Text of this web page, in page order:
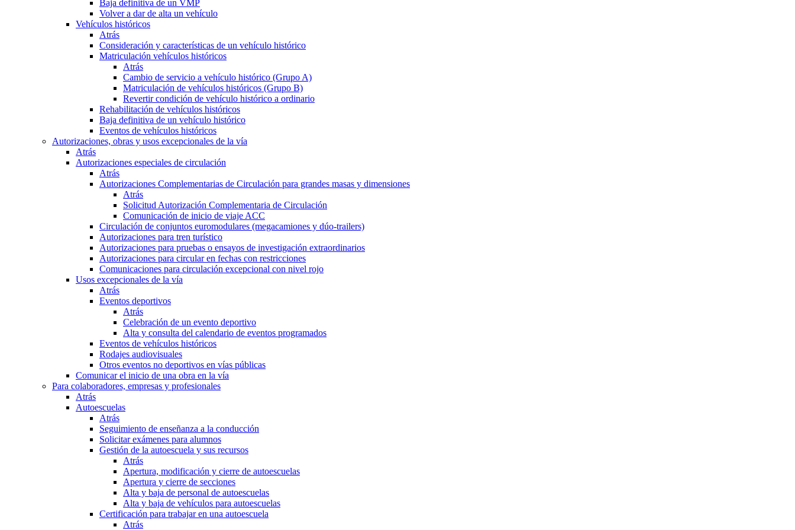
Baja definitiva de un VMP
Volver a dar de alta un vehículo
Vehículos históricos
Atrás
Consideración y características de un vehículo histórico
Matriculación vehículos históricos
Atrás
Cambio de servicio a vehículo histórico (Grupo A)
Matriculación de vehículos históricos (Grupo B)
Revertir condición de vehículo histórico a ordinario
Rehabilitación de vehículos históricos
Baja definitiva de un vehículo histórico
Eventos de vehículos históricos
Autorizaciones, obras y usos excepcionales de la vía
Atrás
Autorizaciones especiales de circulación
Atrás
Autorizaciones Complementarias de Circulación para grandes masas y dimensiones
Atrás
Solicitud Autorización Complementaria de Circulación
Comunicación de inicio de viaje ACC
Circulación de conjuntos euromodulares (megacamiones y dúo-trailers)
Autorizaciones para tren turístico
Autorizaciones para pruebas o ensayos de investigación extraordinarios
Autorizaciones para circular en fechas con restricciones
Comunicaciones para circulación excepcional con nivel rojo
Usos excepcionales de la vía
Atrás
Eventos deportivos
Atrás
Celebración de un evento deportivo
Alta y consulta del calendario de eventos programados
Eventos de vehículos históricos
Rodajes audiovisuales
Otros eventos no deportivos en vías públicas
Comunicar el inicio de una obra en la vía
Para colaboradores, empresas y profesionales
Atrás
Autoescuelas
Atrás
Seguimiento de enseñanza a la conducción
Solicitar exámenes para alumnos
Gestión de la autoescuela y sus recursos
Atrás
Apertura, modificación y cierre de autoescuelas
Apertura y cierre de secciones
Alta y baja de personal de autoescuelas
Alta y baja de vehículos para autoescuelas
Certificación para trabajar en una autoescuela
Atrás